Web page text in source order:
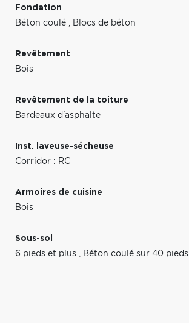
Fondation
Béton coulé , Blocs de béton
Revêtement
Bois
Revêtement de la toiture
Bardeaux d'asphalte
Inst. laveuse-sécheuse
Corridor : RC
Armoires de cuisine
Bois
Sous-sol
6 pieds et plus , Béton coulé sur 40 pieds